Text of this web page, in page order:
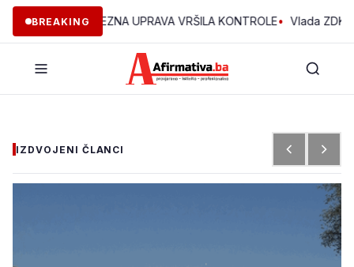
BREAKING
JE POREZNA UPRAVA VRŠILA KONTROLE• Vlada ZDK
IZDVOJENI ČLANCI